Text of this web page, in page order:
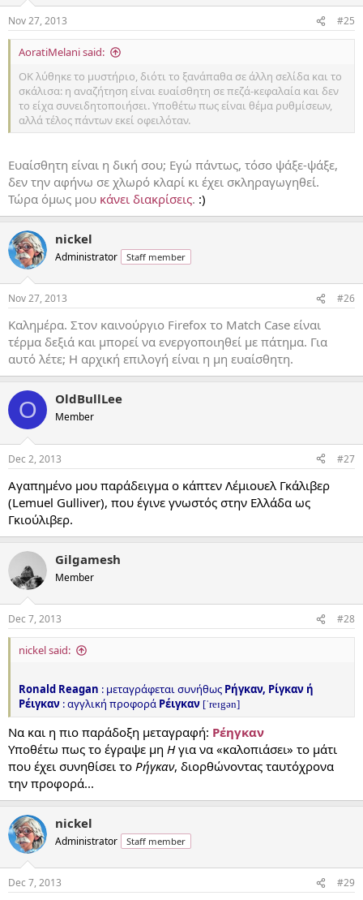
Nov 27, 2013 #25
AoratiMelani said:
OK λύθηκε το μυστήριο, διότι το ξανάπαθα σε άλλη σελίδα και το
σκάλισα: η αναζήτηση είναι ευαίσθητη σε πεζά-κεφαλαία και δεν
το είχα συνειδητοποιήσει. Υποθέτω πως είναι θέμα ρυθμίσεων,
αλλά τέλος πάντων εκεί οφειλόταν.
Ευαίσθητη είναι η δική σου; Εγώ πάντως, τόσο ψάξε-ψάξε,
δεν την αφήνω σε χλωρό κλαρί κι έχει σκληραγωγηθεί.
Τώρα όμως μου κάνει διακρίσεις. :)
nickel
Administrator Staff member
Nov 27, 2013 #26
Καλημέρα. Στον καινούργιο Firefox το Match Case είναι
τέρμα δεξιά και μπορεί να ενεργοποιηθεί με πάτημα. Για
αυτό λέτε; Η αρχική επιλογή είναι η μη ευαίσθητη.
O OldBullLee
Member
Dec 2, 2013 #27
Αγαπημένο μου παράδειγμα ο κάπτεν Λέμιουελ Γκάλιβερ
(Lemuel Gulliver), που έγινε γνωστός στην Ελλάδα ως
Γκιούλιβερ.
Gilgamesh
Member
Dec 7, 2013 #28
nickel said:
Ronald Reagan : μεταγράφεται συνήθως Ρήγκαν, Ρίγκαν ή
Ρέιγκαν : αγγλική προφορά Ρέιγκαν [ˈreɪgən]
Να και η πιο παράδοξη μεταγραφή: Ρέηγκαν
Υποθέτω πως το έγραψε μη Ηγια να «καλοπιάσει» το μάτι
που έχει συνηθίσει το Ρήγκαν, διορθώνοντας ταυτόχρονα
την προφορά...
nickel
Administrator Staff member
Dec 7, 2013 #29